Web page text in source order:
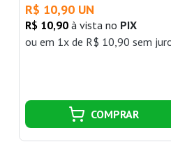
R$ 10,90 UN
R$ 10,90 à vista no PIX
ou em 1x de R$ 10,90 sem
COMPRAR